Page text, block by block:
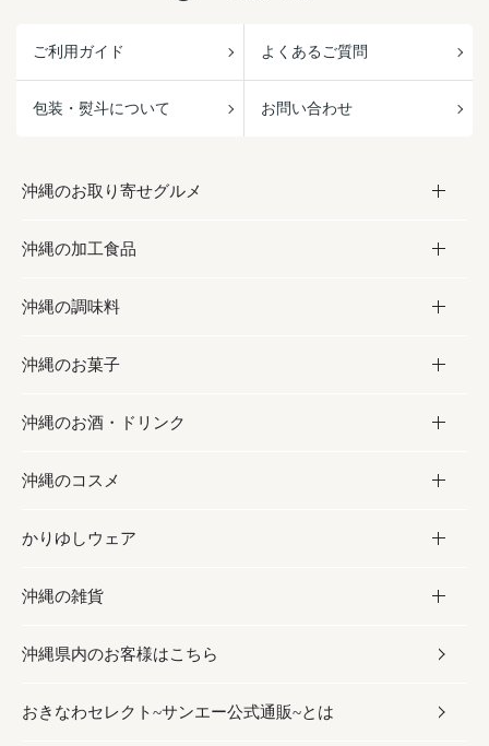
ご利用ガイド よくあるご質問
包装・熨斗について お問い合わせ
沖縄のお取り寄せグルメ
お取り寄せグルメ
フルーツ・野菜
お肉
海産物
沖縄の加工食品
加工食品
缶詰／パウチ
沖縄料理
沖縄そば／乾麺
レトルト食品
乾物／粉類
沖縄の調味料
調味料
砂糖／黒砂糖
塩
お酢／ドレッシング
しょうゆ
みそ
だし／スパイス／島唐辛子
沖縄のお菓子
お菓子
黒糖
ちんすこう
伝統菓子
スナック
おつまみ
沖縄のお酒・ドリンク
お酒・ドリンク
泡盛
ビール・チューハイ
ワイン・ウィスキー・カクテル
ドリンク
沖縄のコスメ
コスメ
スキンケア
ボディケア
ヘアケア
かりゆしウェア
かりゆしウェア
メンズ
レディース
沖縄の雑貨
雑貨
沖縄ファッション
沖縄県内のお客様はこちら
おきなわセレクト~サンエー公式通販~とは